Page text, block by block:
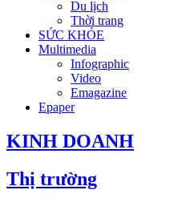
Du lịch
Thời trang
SỨC KHỎE
Multimedia
Infographic
Video
Emagazine
Epaper
KINH DOANH
Thị trường